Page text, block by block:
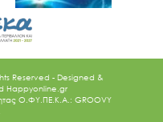
Reserved - Designed &
Happyonline.gr
Ο.ΦΥ.ΠΕ.Κ.Α.: GROOVY